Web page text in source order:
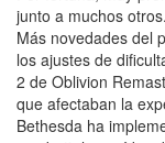
junto a muchos otros.
Más novedades del
los ajustes de
2 de Oblivion
que afectaban la
Bethesda ha